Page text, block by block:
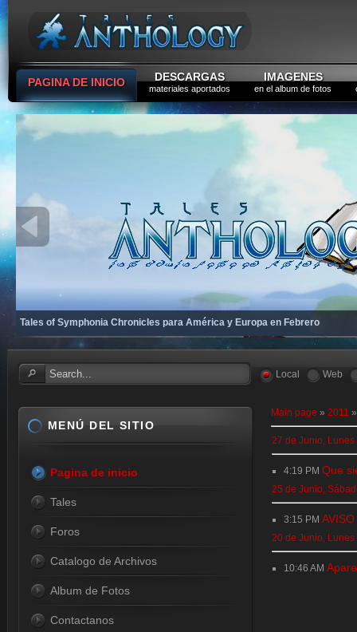
PAGINA DE INICIO DESCARGAS
materiales aportados
IMAGENES
en el album de fotos
Tales of Symphonia Chronicles para América y Europa en Febrero
Local Web
Main page » 2011 »
27 de Junio, Lunes
4:19 PM Que
25 de Junio,
3:15 PM
20 de Junio, Lunes
10:46 AM
MENÚ DEL SITIO
Pagina de inicio
Tales
Foros
Catalogo de Archivos
Album de Fotos
Contactanos